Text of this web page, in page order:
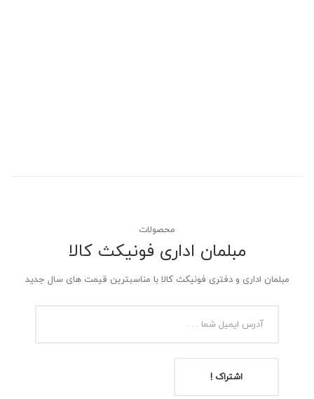
محصولات
مبلمان اداری فونیکث کالا
مبلمان اداری و دفتری فونیکث کالا با مناسبترین قیمت های سال جدید
اشتراک !